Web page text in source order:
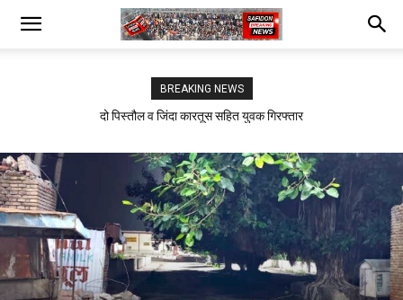
BREAKING NEWS
दो पिस्तौल व जिंदा कारतूस सहित युवक गिरफ्तार
सफीदों में बिजली कर्मचारियों का जोरदार प्रदर्शन